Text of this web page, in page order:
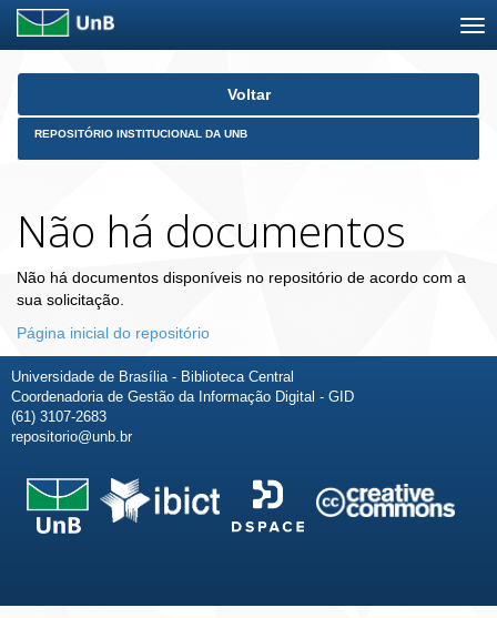
Skip
Voltar
REPOSITÓRIO INSTITUCIONAL DA UNB
Não há documentos
Não há documentos disponíveis no repositório de acordo com a
sua solicitação.
Página inicial do repositório
Universidade de Brasília - Biblioteca Central
Coordenadoria de Gestão da Informação Digital - GID
(61) 3107-2683
repositorio@unb.br